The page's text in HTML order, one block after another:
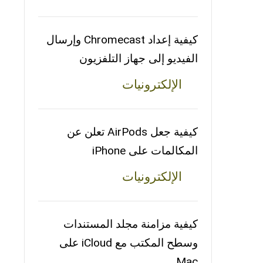
كيفية إعداد Chromecast وإرسال
الفيديو إلى جهاز التلفزيون
الإلكترونيات
كيفية جعل AirPods تعلن عن
المكالمات على iPhone
الإلكترونيات
كيفية مزامنة مجلد المستندات
وسطح المكتب مع iCloud على